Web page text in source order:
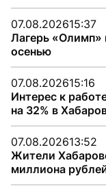
07.08.202615:37
Лагерь «Олимп»
осенью
07.08.202615:16
Интерес к
на 32% в
07.08.202613:52
Жители
миллиона